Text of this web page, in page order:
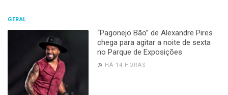
GERAL
“Pagonejo Bão” de Alexandre Pires
chega para agitar a noite de sexta
no Parque de Exposições
HÁ 14 HORAS